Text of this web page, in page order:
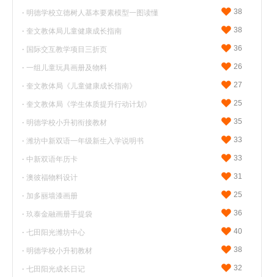
· 明德学校立德树人基本要素模型一图读懂 38
· 奎文教体局儿童健康成长指南 38
· 国际交互教学项目三折页 36
· 一组儿童玩具画册及物料 26
· 奎文教体局《儿童健康成长指南》 27
· 奎文教体局《学生体质提升行动计划》 25
· 明德学校小升初衔接教材 35
· 潍坊中新双语一年级新生入学说明书 33
· 中新双语年历卡 33
· 澳彼福物料设计 31
· 加多丽墙漆画册 25
· 玖泰金融画册手提袋 36
· 七田阳光潍坊中心 40
· 明德学校小升初教材 38
· 七田阳光成长日记 32